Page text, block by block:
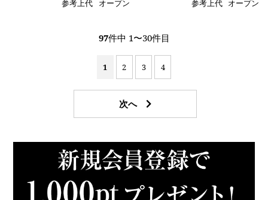
参考上代 オープン 参考上代 オープン
97件中 1〜30件目
1 2 3 4